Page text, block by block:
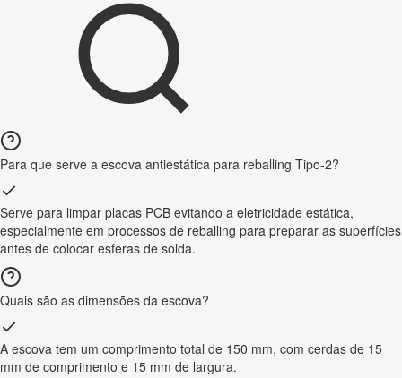
Para que serve a escova antiestática para reballing Tipo-2?
Serve para limpar placas PCB evitando a eletricidade estática,
especialmente em processos de reballing para preparar as superfícies
antes de colocar esferas de solda.
Quais são as dimensões da escova?
A escova tem um comprimento total de 150 mm, com cerdas de 15
mm de comprimento e 15 mm de largura.